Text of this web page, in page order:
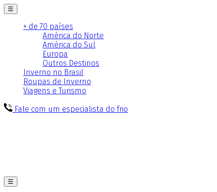
☰
+ de 70 países
América do Norte
América do Sul
Europa
Outros Destinos
Inverno no Brasil
Roupas de Inverno
Viagens e Turismo
Fale com um especialista do frio
☰